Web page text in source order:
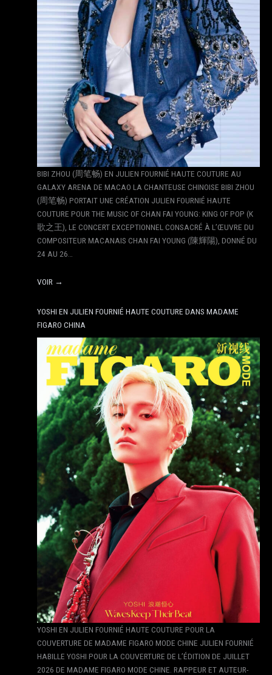
BIBI ZHOU (周笔畅) EN JULIEN FOURNIÉ HAUTE COUTURE AU
GALAXY ARENA DE MACAO LA CHANTEUSE CHINOISE BIBI ZHOU
(周笔畅) PORTAIT UNE CRÉATION JULIEN FOURNIÉ HAUTE
COUTURE POUR THE MUSIC OF CHAN FAI YOUNG: KING OF POP (K
歌之王), LE CONCERT EXCEPTIONNEL CONSACRÉ À L’ŒUVRE DU
COMPOSITEUR MACANAIS CHAN FAI YOUNG (陳輝陽), DONNÉ DU
24 AU 26…
VOIR →
YOSHI EN JULIEN FOURNIÉ HAUTE COUTURE DANS MADAME
FIGARO CHINA
YOSHI EN JULIEN FOURNIÉ HAUTE COUTURE POUR LA
COUVERTURE DE MADAME FIGARO MODE CHINE JULIEN FOURNIÉ
HABILLE YOSHI POUR LA COUVERTURE DE L’ÉDITION DE JUILLET
2026 DE MADAME FIGARO MODE CHINE. RAPPEUR ET AUTEUR-